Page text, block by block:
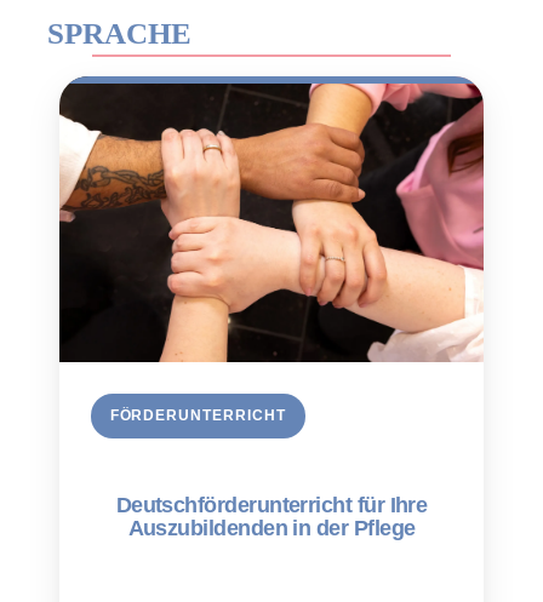
SPRACHE
FÖRDERUNTERRICHT
Deutschförder­unterricht für Ihre
Auszubildenden in der Pflege